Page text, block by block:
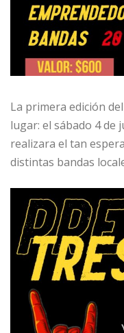
La primera edición
lugar: el sábado 4 de
realizara el tan
distintas bandas